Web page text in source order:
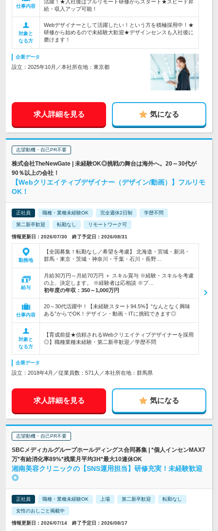
仕事内容
活躍！★入社後はフルリモート研修からスタート★スピード昇
給・収入アップ可能！
対象と
なる方
Webデザイナーとして活躍したい！という方を積極採用中！★
研修から始めるので未経験大歓迎★デザインセンスも入社後に
磨けます！
企業データ
設立：2025年10月／本社所在地：東京都
求人詳細を見る 気になる
志望動機・自己PR不要
株式会社TheNewGate | 未経験OK◎挑戦の舞台は海外へ。20～30代が
90％以上の会社！
【Webクリエイティブデザイナー（デザイン/動画）】フルリモ
OK！
正社員 職種・業種未経験OK 完全週休2日制 学歴不問
第二新卒歓迎 転勤なし リモートワーク可
情報更新日：2026/07/30 終了予定日：2026/08/31
勤務地
【全国募集！転勤なし／希望を考慮】 北海道・宮城・新潟・
群馬・東京・茨城・神奈川・千葉・石川・長野…
給与
月給30万円～月給70万円 ＋ スキル賞与 ※経験・スキルを考慮
の上、決定します。 ※経験者は応相談 ※プ…
初年度の年収： 350～1,000万円
仕事内容
20～30代活躍中！【未経験スタート94.5%】“なんとなく興味
ある”からでOK！デザイン・動画・ITに挑戦できます◎
対象と
なる方
【育成前提★信頼されるWebクリエイティブデザイナーを採用
◎】職種業種未経験・第二新卒歓迎／学歴不問
企業データ
設立：2018年4月／従業員数：571人／本社所在地：群馬県
求人詳細を見る 気になる
志望動機・自己PR不要
SBCメディカルグループホールディングス合同募集 | *個人インセンMAX7
万*有給消化率89%*残業月平均3H*最大10連休OK
湘南美容クリニックの【SNS運用担当】研修充実！未経験歓迎
◎
正社員 職種・業種未経験OK 上場 第二新卒歓迎 転勤なし
女性のおしごと掲載中
情報更新日：2026/07/14 終了予定日：2026/08/17